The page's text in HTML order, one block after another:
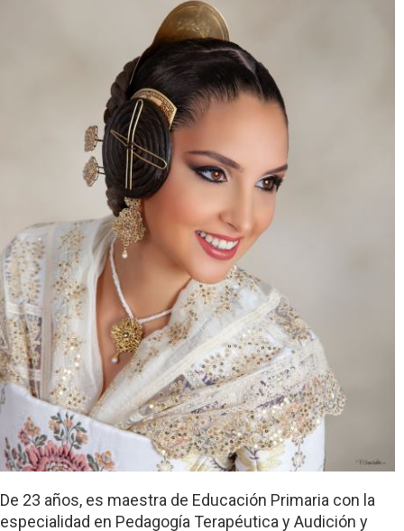
De 23 años, es maestra de Educación Primaria con la
especialidad en Pedagogía Terapéutica y Audición y